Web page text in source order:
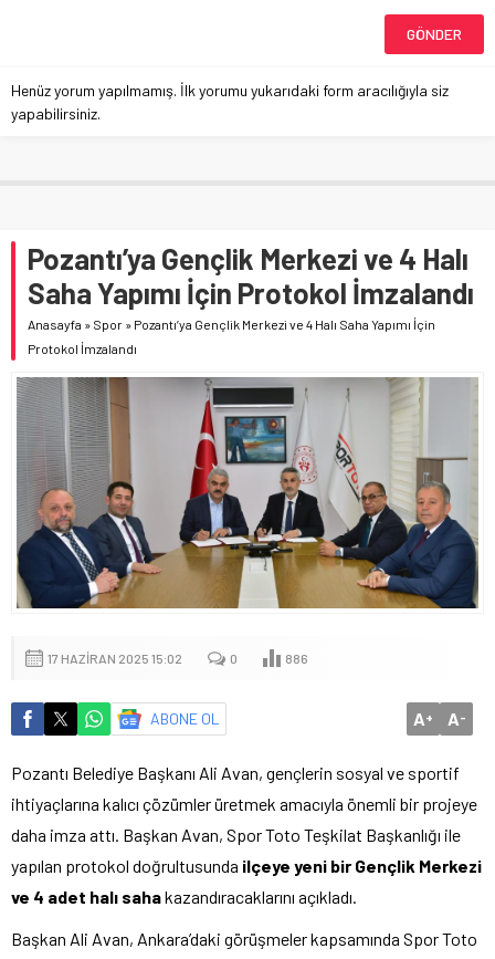
Henüz yorum yapılmamış. İlk yorumu yukarıdaki form aracılığıyla siz
yapabilirsiniz.
Pozantı’ya Gençlik Merkezi ve 4 Halı
Saha Yapımı İçin Protokol İmzalandı
Anasayfa » Spor » Pozantı’ya Gençlik Merkezi ve 4 Halı Saha Yapımı İçin
Protokol İmzalandı
17 HAZIRAN 2025 15:02 0 886
ABONE OL A+ A-
Pozantı Belediye Başkanı Ali Avan, gençlerin sosyal ve sportif
ihtiyaçlarına kalıcı çözümler üretmek amacıyla önemli bir projeye
daha imza attı. Başkan Avan, Spor Toto Teşkilat Başkanlığı ile
yapılan protokol doğrultusunda ilçeye yeni bir Gençlik Merkezi
ve 4 adet halı sahakazandıracaklarını açıkladı.
Başkan Ali Avan, Ankara’daki görüşmeler kapsamında Spor Toto